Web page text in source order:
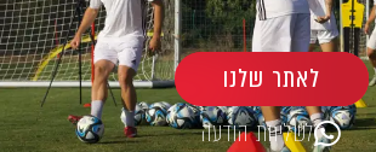
לאתר שלנו
לשליחת הודעה